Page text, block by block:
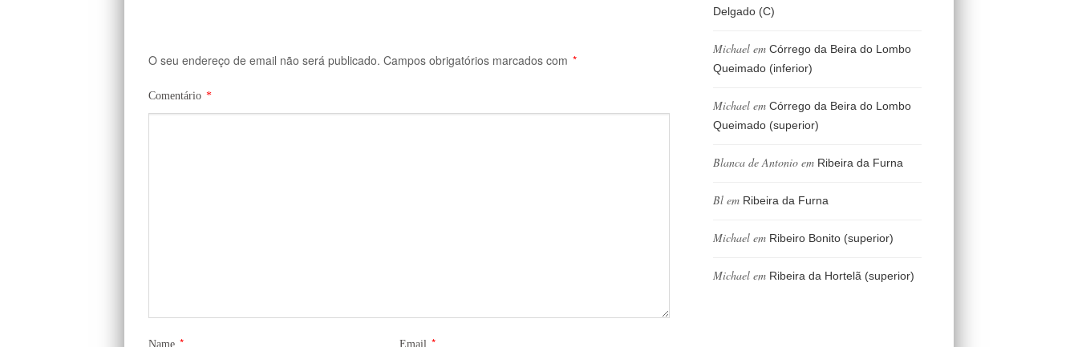
O seu endereço de email não será publicado. Campos obrigatórios marcados com *
Comentário *
Name * Email *
Delgado (C)
Michael em Córrego da Beira do Lombo
Queimado (inferior)
Michael em Córrego da Beira do Lombo
Queimado (superior)
Blanca de Antonio em Ribeira da Furna
Bl em Ribeira da Furna
Michael em Ribeiro Bonito (superior)
Michael em Ribeira da Hortelã (superior)